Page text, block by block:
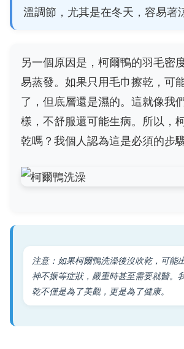
溫調節，尤其是在冬天，容易著
另一個原因是，柯爾鴨的羽毛密
易蒸發。如果只用毛巾擦乾，可
了，但底層還是濕的。這就像我
樣，不舒服還可能生病。所以，
乾嗎？我個人認為這是必須的步
注意：如果柯爾鴨洗澡後沒吹乾，可能
神不振等症狀，嚴重時甚至需要就醫。
乾不僅是為了美觀，更是為了健康。